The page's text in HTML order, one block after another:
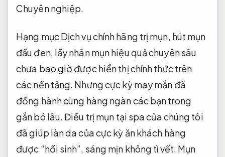
Chuyên nghiệp.
Hạng mục Dịch vụ chính hãng trị mụn, hút mụn
đầu đen, lấy nhân mụn hiệu quả chuyên sâu
chưa bao giờ được hiển thị chính thức trên
các nền tảng. Nhưng cực kỳ may mắn đã
đồng hành cùng hàng ngàn các bạn trong
gắn bó lâu. Điều trị mụn tại spa của chúng tôi
đã giúp làn da của cực kỳ ăn khách hàng
được “hồi sinh”, sáng mịn không tì vết. Mụn